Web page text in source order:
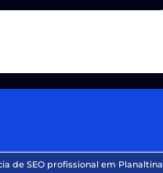
de SEO profissional em Planaltina